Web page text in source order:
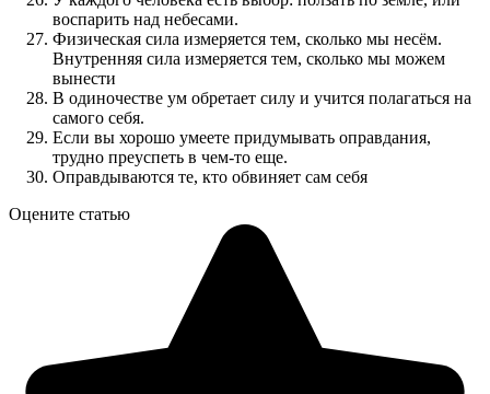
воспарить над небесами.
Физическая сила измеряется тем, сколько мы несём.
Внутренняя сила измеряется тем, сколько мы можем
вынести
В одиночестве ум обретает силу и учится полагаться на
самого себя.
Если вы хорошо умеете придумывать оправдания,
трудно преуспеть в чем-то еще.
Оправдываются те, кто обвиняет сам себя
Оцените статью